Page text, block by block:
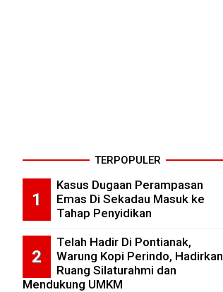
TERPOPULER
Kasus Dugaan Perampasan
Emas Di Sekadau Masuk ke
Tahap Penyidikan
Telah Hadir Di Pontianak,
Warung Kopi Perindo, Hadirkan
Ruang Silaturahmi dan
Mendukung UMKM